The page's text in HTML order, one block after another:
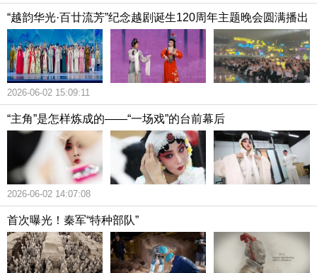
“越韵华光·百廿流芳”纪念越剧诞生120周年主题晚会圆满播出
2026-06-02 15:09:11
“主角”是怎样炼成的——“一场戏”的台前幕后
2026-06-02 14:07:08
首次曝光！秦军“特种部队”